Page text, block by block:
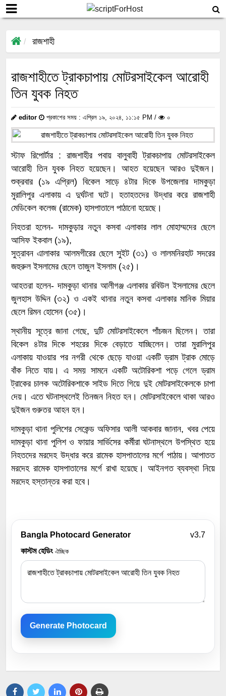
রাজশাহী
রাজশাহীতে ট্রাকচাপায় মোটরসাইকেল আরোহী
তিন যুবক নিহত
editor প্রকাশের সময় : এপ্রিল ১৯, ২০২৪, ১১:১৫ PM / ০
স্টাফ রিপোর্টার : রাজশাহীর পবায় বালুবাহী ট্রাকচাপায় মোটরসাইকেল
আরোহী তিন যুবক নিহত হয়েছেন। আহত হয়েছেন আরও দুইজন।
শুক্রবার (১৯ এপ্রিল) বিকেল সাড়ে ৪টার দিকে উপজেলার দামকুড়া
মুরালিপুর এলাকায় এ দুর্ঘটনা ঘটে। হতাহতদের উদ্ধার করে রাজশাহী
মেডিকেল কলেজ (রামেক) হাসপাতালে পাঠানো হয়েছে।
নিহতরা হলেন- দামকুড়ার নতুন কসবা এলাকার লাল মোহাম্মদের ছেলে
আসিফ ইকবাল (১৯),
সুত্রাবন এালাকার আলমগীরের ছেলে সুইট (৩১) ও লালমনিরহাট সদরের
জহুরুল ইসলামের ছেলে তাজুল ইসলাম (২৫)।
আহতরা হলেন- দামকুড়া থানার আলীগঞ্জ এলাকার রবিউল ইসলামের ছেলে
জুলহাস উদ্দিন (৩২) ও একই থানার নতুন কসবা এলাকার মানিক মিয়ার
ছেলে রিমন হোসেন (৩৫)।
স্থানীয় সূত্রে জানা গেছে, দুটি মোটরসাইকেলে পাঁচজন ছিলেন। তারা
বিকেল ৪টার দিকে শহরের দিকে বেড়াতে যাচ্ছিলেন। তারা মুরালিপুর
এলাকায় যাওয়ার পর নগরী থেকে ছেড়ে যাওয়া একটি ড্রাম ট্রাক মোড়ে
বাঁক নিতে যায়। এ সময় সামনে একটি অটোরিকশা পড়ে গেলে ড্রাম
ট্রাকের চালক অটোরিকশাকে সাইড দিতে গিয়ে দুই মোটরসাইকেলকে চাপা
দেয়। এতে ঘটনাস্থলেই তিনজন নিহত হন। মোটরসাইকেলে থাকা আরও
দুইজন গুরুতর আহন হন।
দামকুড়া থানা পুলিশের সেকেন্ড অফিসার আলী আকবার জানান, খবর পেয়ে
দামকুড়া থানা পুলিশ ও ফায়ার সার্ভিসের কর্মীরা ঘটনাস্থলে উপস্থিত হয়ে
নিহতদের মরদেহ উদ্ধার করে রামেক হাসপাতালের মর্গে পাঠায়। আপাতত
মরদেহ রামেক হাসপাতালের মর্গে রাখা হয়েছে। আইনগত ব্যবস্থা নিয়ে
মরদেহ হস্তান্তর করা হবে।
Bangla Photocard Generator
v3.7
কাস্টম হেডিং ঐচ্ছিক
Generate Photocard